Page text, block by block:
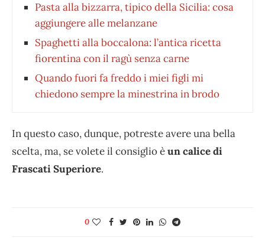
Pasta alla bizzarra, tipico della Sicilia: cosa
aggiungere alle melanzane
Spaghetti alla boccalona: l’antica ricetta
fiorentina con il ragù senza carne
Quando fuori fa freddo i miei figli mi
chiedono sempre la minestrina in brodo
In questo caso, dunque, potreste avere una bella
scelta, ma, se volete il consiglio èun calice di
Frascati Superiore.
0